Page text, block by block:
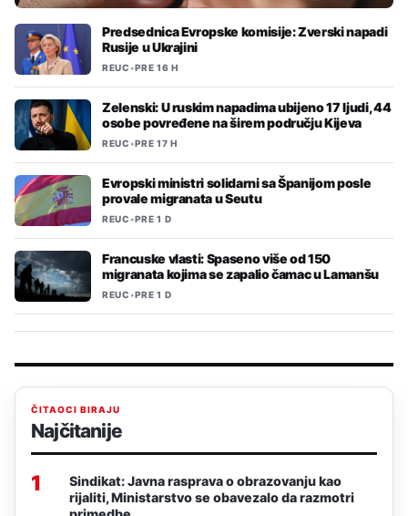
Predsednica Evropske komisije: Zverski napadi
Rusije u Ukrajini
REUC•PRE 16 H
Zelenski: U ruskim napadima ubijeno 17 ljudi, 44
osobe povređene na širem području Kijeva
REUC•PRE 17 H
Evropski ministri solidarni sa Španijom posle
provale migranata u Seutu
REUC•PRE 1 D
Francuske vlasti: Spaseno više od 150
migranata kojima se zapalio čamac u Lamanšu
REUC•PRE 1 D
ČITAOCI BIRAJU
Najčitanije
1
Sindikat: Javna rasprava o obrazovanju kao
rijaliti, Ministarstvo se obavezalo da razmotri